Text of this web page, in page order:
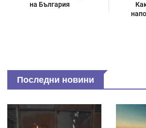
на България
Последни новини